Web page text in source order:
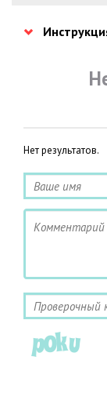
Нет результатов.